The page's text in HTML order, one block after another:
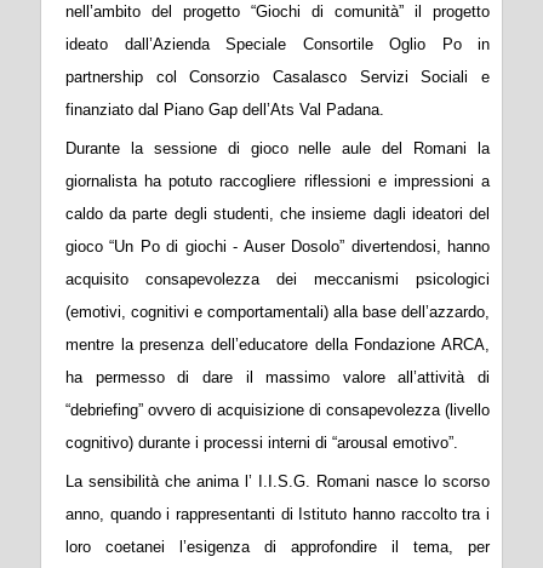
nell’ambito del progetto “Giochi di comunità” il progetto
ideato dall’Azienda Speciale Consortile Oglio Po in
partnership col Consorzio Casalasco Servizi Sociali e
finanziato dal Piano Gap dell’Ats Val Padana.
Durante la sessione di gioco nelle aule del Romani la
giornalista ha potuto raccogliere riflessioni e impressioni a
caldo da parte degli studenti, che insieme dagli ideatori del
gioco “Un Po di giochi - Auser Dosolo” divertendosi, hanno
acquisito consapevolezza dei meccanismi psicologici
(emotivi, cognitivi e comportamentali) alla base dell’azzardo,
mentre la presenza dell’educatore della Fondazione ARCA,
ha permesso di dare il massimo valore all’attività di
“debriefing” ovvero di acquisizione di consapevolezza (livello
cognitivo) durante i processi interni di “arousal emotivo”.
La sensibilità che anima l’ I.I.S.G. Romani nasce lo scorso
anno, quando i rappresentanti di Istituto hanno raccolto tra i
loro coetanei l’esigenza di approfondire il tema, per